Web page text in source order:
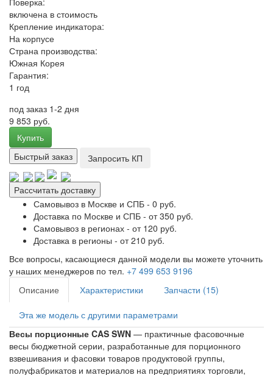
включена в стоимость
Крепление индикатора:
На корпусе
Страна производства:
Южная Корея
Гарантия:
1 год
под заказ 1-2 дня
9 853 руб.
Купить
Быстрый заказ
Запросить КП
Рассчитать доставку
Самовывоз в Москве и СПБ - 0 руб.
Доставка по Москве и СПБ - от 350 руб.
Самовывоз в регионах - от 120 руб.
Доставка в регионы - от 210 руб.
Все вопросы, касающиеся данной модели вы можете уточнить
у наших менеджеров по тел. +7 499 653 9196
Описание
Характеристики Запчасти (15)
Эта же модель с другими параметрами
Весы порционные CAS SWN — практичные фасовочные
весы бюджетной серии, разработанные для порционного
взвешивания и фасовки товаров продуктовой группы,
полуфабрикатов и материалов на предприятиях торговли,